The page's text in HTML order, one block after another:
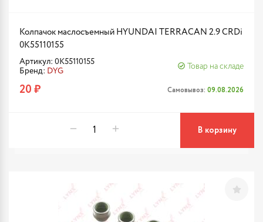
Колпачок маслосъемный HYUNDAI TERRACAN 2.9 CRDi
0K55110155
Артикул: 0K55110155
Бренд: DYG
Товар на складе
20 ₽ Самовывоз: 09.08.2026
В корзину